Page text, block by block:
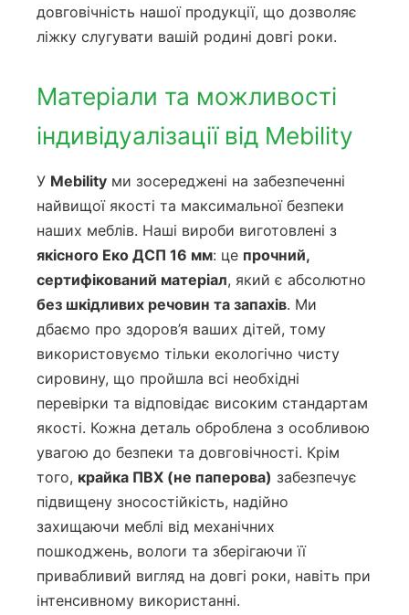
довговічність нашої продукції, що дозволяє
ліжку слугувати вашій родині довгі роки.
Матеріали та можливості
індивідуалізації від Mebility
У Mebility ми зосереджені на забезпеченні
найвищої якості та максимальної безпеки
наших меблів. Наші вироби виготовлені з
якісного Еко ДСП 16 мм: це прочний,
сертифікований матеріал, який є абсолютно
без шкідливих речовин та запахів. Ми
дбаємо про здоров’я ваших дітей, тому
використовуємо тільки екологічно чисту
сировину, що пройшла всі необхідні
перевірки та відповідає високим стандартам
якості. Кожна деталь оброблена з особливою
увагою до безпеки та довговічності. Крім
того, крайка ПВХ (не паперова) забезпечує
підвищену зносостійкість, надійно
захищаючи меблі від механічних
пошкоджень, вологи та зберігаючи її
привабливий вигляд на довгі роки, навіть при
інтенсивному використанні.